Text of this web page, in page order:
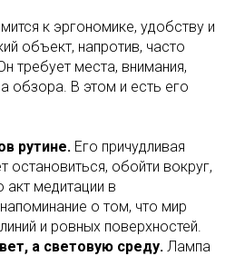
к эргономике, удобству и
объект, напротив, часто
требует места, внимания,
обзора. В этом и есть его
рутине. Его причудливая
остановиться, обойти вокруг,
акт медитации в
о том, что мир
и ровных поверхностей.
а световую среду. Лампа